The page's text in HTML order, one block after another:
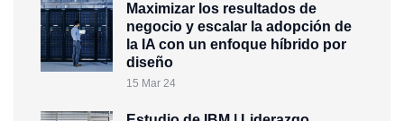
Maximizar los resultados de
negocio y escalar la adopción de
la IA con un enfoque híbrido por
diseño
15 Mar 24